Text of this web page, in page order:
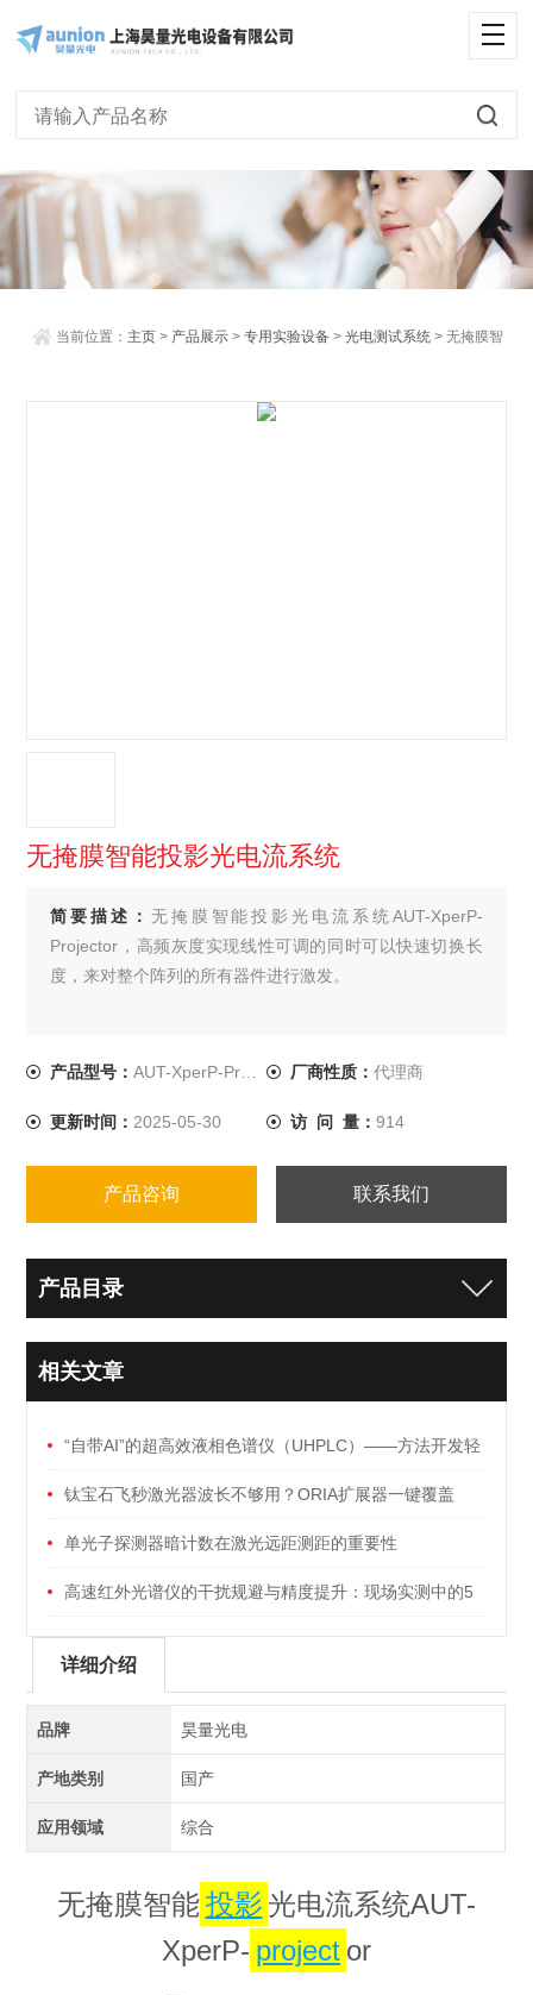
当前位置： 主页 > 产品展示 >专用实验设备 >光电测试系统 > 无掩膜智
无掩膜智能投影光电流系统
简要描述： 无掩膜智能投影光电流系统AUT-XperP-
Projector，高频灰度实现线性可调的同时可以快速切换长
度，来对整个阵列的所有器件进行激发。
产品型号：AUT-XperP-Projector 厂商性质： 代理商
更新时间： 2025-05-30 访 问 量： 914
产品咨询 联系我们
产品目录
相关文章
“自带AI”的超高效液相色谱仪（UHPLC）——方法开发轻
松搞定！
钛宝石飞秒激光器波长不够用？ORIA扩展器一键覆盖
340-4090nm
单光子探测器暗计数在激光远距测距的重要性
高速红外光谱仪的干扰规避与精度提升：现场实测中的5
大关键技巧
详细介绍
品牌 昊量光电
产地类别 国产
应用领域 综合
无掩膜智能投影 光电流系统AUT-
XperP- project or